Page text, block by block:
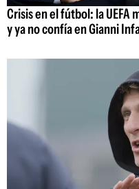
Crisis en el fútbol: la
y ya no confía en Gianni